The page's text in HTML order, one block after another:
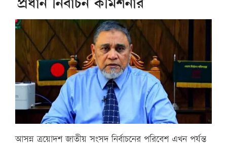
আসন্ন ত্রয়োদশ জাতীয় সংসদ নির্বাচনের পরিবেশ এখন পর্যন্ত